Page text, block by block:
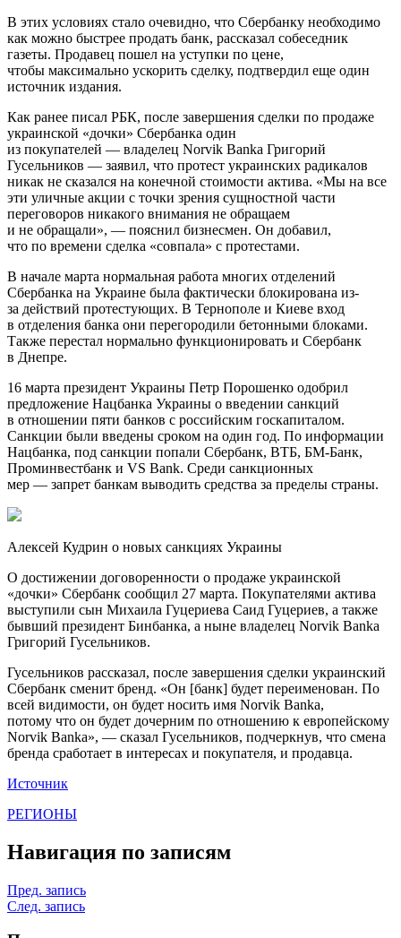
В этих условиях стало очевидно, что Сбербанку необходимо
как можно быстрее продать банк, рассказал собеседник
газеты. Продавец пошел на уступки по цене,
чтобы максимально ускорить сделку, подтвердил еще один
источник издания.
Как ранее писал РБК, после завершения сделки по продаже
украинской «дочки» Сбербанка один
из покупателей — владелец Norvik Bankа Григорий
Гусельников — заявил, что протест украинских радикалов
никак не сказался на конечной стоимости актива. «Мы на все
эти уличные акции с точки зрения сущностной части
переговоров никакого внимания не обращаем
и не обращали», — пояснил бизнесмен. Он добавил,
что по времени сделка «совпала» с протестами.
В начале марта нормальная работа многих отделений
Сбербанка на Украине была фактически блокирована из-
за действий протестующих. В Тернополе и Киеве вход
в отделения банка они перегородили бетонными блоками.
Также перестал нормально функционировать и Сбербанк
в Днепре.
16 марта президент Украины Петр Порошенко одобрил
предложение Нацбанка Украины о введении санкций
в отношении пяти банков с российским госкапиталом.
Санкции были введены сроком на один год. По информации
Нацбанка, под санкции попали Сбербанк, ВТБ, БМ-Банк,
Проминвестбанк и VS Bank. Среди санкционных
мер — запрет банкам выводить средства за пределы страны.
Алексей Кудрин о новых санкциях Украины
О достижении договоренности о продаже украинской
«дочки» Сбербанк сообщил 27 марта. Покупателями актива
выступили сын Михаила Гуцериева Саид Гуцериев, а также
бывший президент Бинбанка, а ныне владелец Norvik Banka
Григорий Гусельников.
Гусельников рассказал, после завершения сделки украинский
Сбербанк сменит бренд. «Он [банк] будет переименован. По
всей видимости, он будет носить имя Norvik Bankа,
потому что он будет дочерним по отношению к европейскому
Norvik Bankа», — сказал Гусельников, подчеркнув, что смена
бренда сработает в интересах и покупателя, и продавца.
Источник
РЕГИОНЫ
Навигация по записям
Пред. запись
След. запись